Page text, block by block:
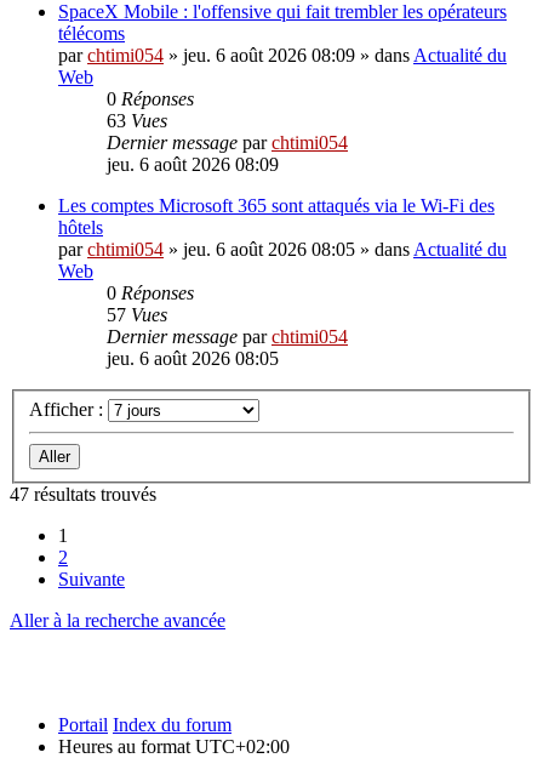
SpaceX Mobile : l'offensive qui fait trembler les opérateurs
télécoms
parchtimi054 » jeu. 6 août 2026 08:09 » dans Actualité du
Web
0 Réponses
63 Vues
Dernier message parchtimi054
jeu. 6 août 2026 08:09
Les comptes Microsoft 365 sont attaqués via le Wi-Fi des
hôtels
parchtimi054 » jeu. 6 août 2026 08:05 » dans Actualité du
Web
0 Réponses
57 Vues
Dernier message parchtimi054
jeu. 6 août 2026 08:05
Afficher :
47 résultats trouvés
1
2
Suivante
Aller à la recherche avancée
Portail Index du forum
Heures au format UTC+02:00